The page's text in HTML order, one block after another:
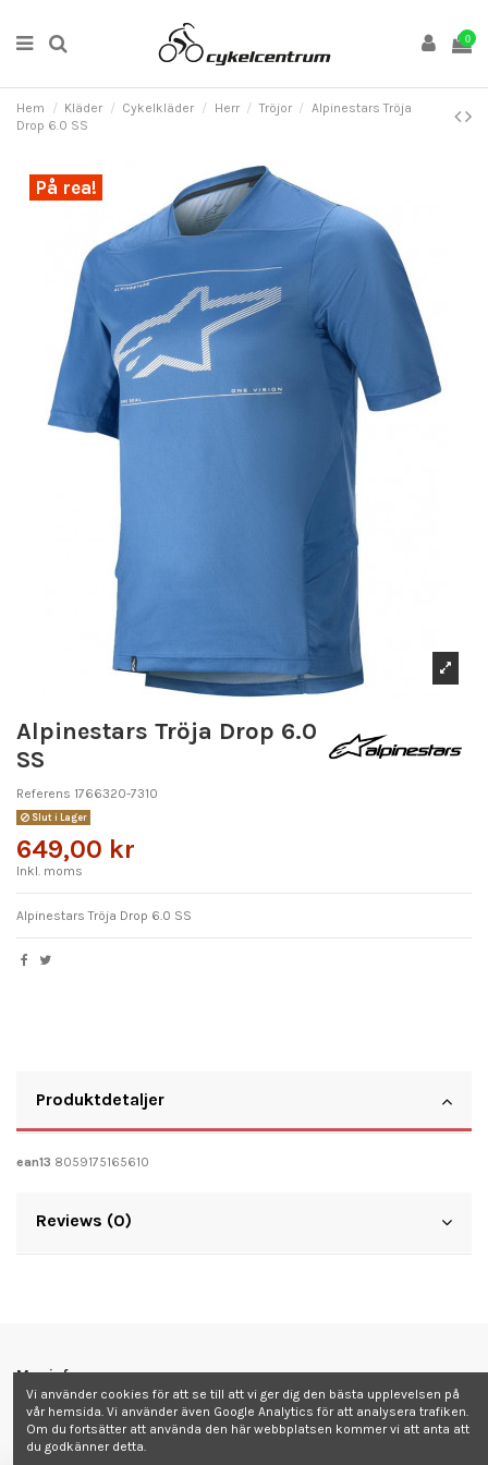
0
Hem Kläder Cykelkläder Herr Tröjor
Alpinestars Tröja
Drop 6.0 SS
På rea!
Alpinestars Tröja Drop 6.0
SS
Referens 1766320-7310
Slut i Lager
649,00 kr
Inkl. moms
Alpinestars Tröja Drop 6.0 SS
Produktdetaljer
ean13 8059175165610
Reviews (0)
Mer info
Kontakta oss
Vi använder cookies för att se till att vi ger dig den bästa upplevelsen på
vår hemsida. Vi använder även Google Analytics för att analysera trafiken.
Om du fortsätter att använda den här webbplatsen kommer vi att anta att
du godkänner detta.